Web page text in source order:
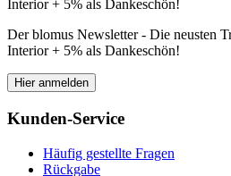
Der blomus Newsletter - Die neusten
Interior + 5% als Dankeschön!
Hier anmelden
Kunden-Service
Häufig gestellte Fragen
Rückgabe